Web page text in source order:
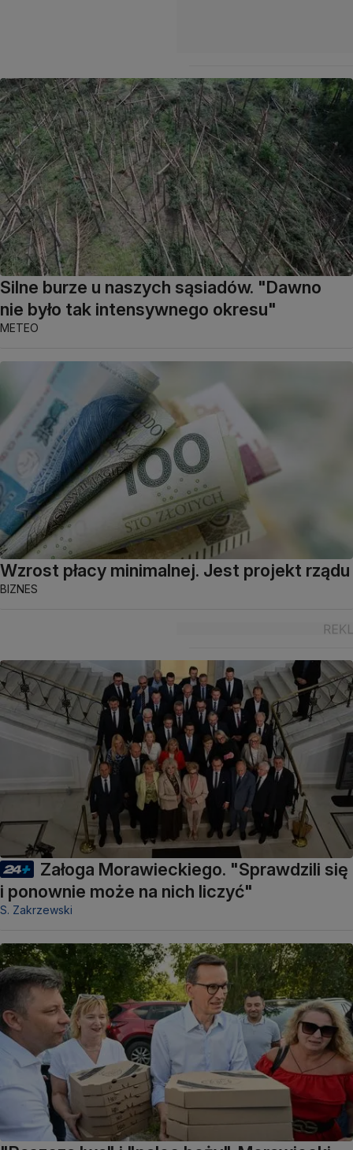
Silne burze u naszych sąsiadów. "Dawno
nie było tak intensywnego okresu"
METEO
Wzrost płacy minimalnej. Jest projekt rządu
BIZNES
Załoga Morawieckiego. "Sprawdzili się
i ponownie może na nich liczyć"
S. Zakrzewski